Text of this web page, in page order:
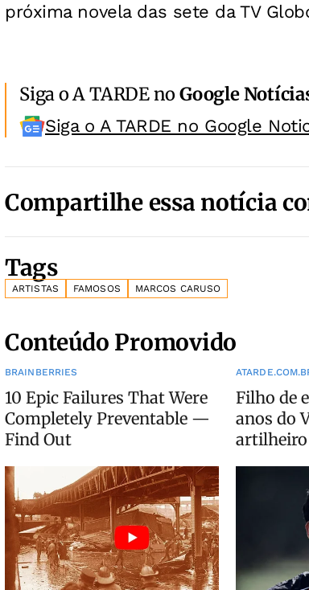
próxima novela das sete da TV
Siga o A TARDE noGoogle
Siga o A TARDE no Google
Compartilhe essa notícia
Tags
ARTISTAS FAMOSOS MARCOS CARUSO